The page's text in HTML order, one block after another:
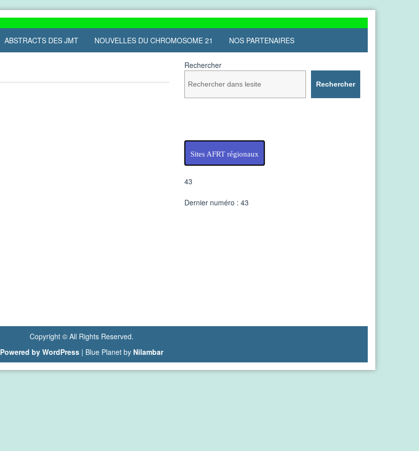
ABSTRACTS DES JMT NOUVELLES DU CHROMOSOME 21 NOS PARTENAIRES
Rechercher
Rechercher
Sites AFRT régionaux
43
Dernier numéro : 43
Copyright © All Rights Reserved.
Powered by WordPress | Blue Planet by Nilambar